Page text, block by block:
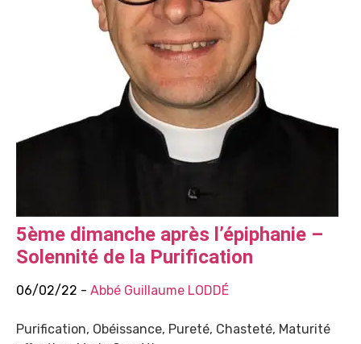
5ème dimanche après l’épiphanie –
Solennité de la Purification
06/02/22 - Abbé Guillaume LODDÉ
Purification, Obéissance, Pureté, Chasteté, Maturité